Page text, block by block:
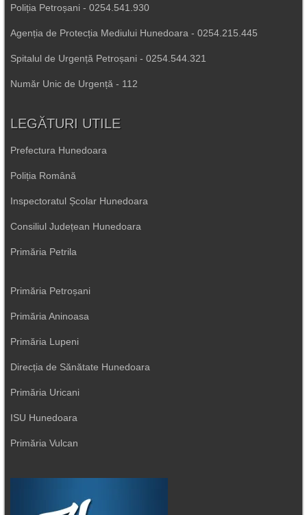
Poliția Petroșani - 0254.541.930
Agenția de Protecția Mediului Hunedoara - 0254.215.445
Spitalul de Urgență Petroșani - 0254.544.321
Număr Unic de Urgență - 112
LEGĂTURI UTILE
Prefectura Hunedoara
Poliția Română
Inspectoratul Școlar Hunedoara
Consiliul Județean Hunedoara
Primăria Petrila
Primăria Petroșani
Primăria Aninoasa
Primăria Lupeni
Direcția de Sănătate Hunedoara
Primăria Uricani
ISU Hunedoara
Primăria Vulcan